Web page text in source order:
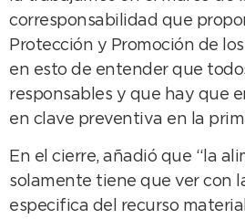
corresponsabilidad que
Protección y Promoción de
en esto de entender que
responsables y que hay que
en clave preventiva en la
En el cierre, añadió que “la
solamente tiene que ver con
especifica del recurso